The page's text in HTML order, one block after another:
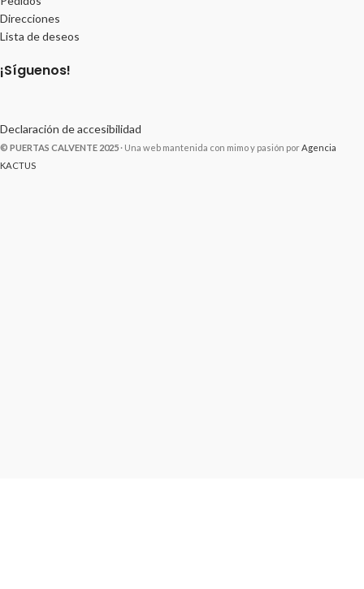
Direcciones
Lista de deseos
¡Síguenos!
Declaración de accesibilidad
© PUERTAS CALVENTE 2025 · Una web mantenida con mimo y pasión porAgencia
KACTUS